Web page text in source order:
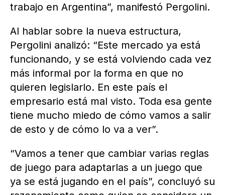
trabajo en Argentina”, manifestó Pergolini.
Al hablar sobre la nueva estructura,
Pergolini analizó: “Este mercado ya está
funcionando, y se está volviendo cada vez
más informal por la forma en que no
quieren legislarlo. En este país el
empresario está mal visto. Toda esa gente
tiene mucho miedo de cómo vamos a salir
de esto y de cómo lo va a ver”.
“Vamos a tener que cambiar varias reglas
de juego para adaptarlas a un juego que
ya se está jugando en el país”, concluyó su